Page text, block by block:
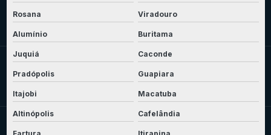
Rosana Viradouro
Alumínio Buritama
Juquiá Caconde
Pradópolis Guapiara
Itajobi Macatuba
Altinópolis Cafelândia